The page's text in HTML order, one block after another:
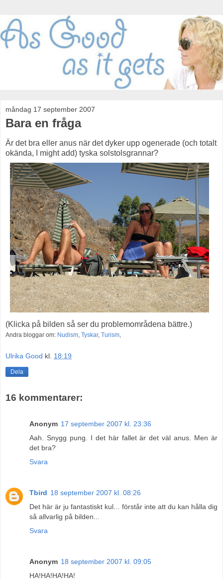
måndag 17 september 2007
Bara en fråga
Är det bra eller anus när det dyker upp ogenerade (och totalt
okända, I might add) tyska solstolsgrannar?
(Klicka på bilden så ser du problemområdena bättre.)
Andra bloggar om: Nudism, Tyskar, Turism,
Ulrika Good kl. 18:19
Dela
16 kommentarer:
Anonym 17 september 2007 kl. 23:36
Aah. Snygg pung. I det här fallet är det väl anus. Men är
det bra?
Svara
Tbird 18 september 2007 kl. 08:26
Det här är ju fantastiskt kul... förstår inte att du kan hålla dig
så allvarlig på bilden...
Svara
Anonym 18 september 2007 kl. 09:05
HA!HA!HA!HA!